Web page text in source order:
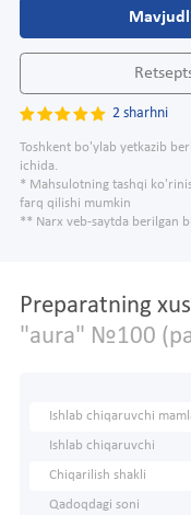
2 sharhni
Toshkent bo'ylab yetkazib
ichida.
* Mahsulotning tashqi
farq qilishi mumkin
** Narx veb-saytda berilgan
Preparatning
"aura" №100
Ishlab chiqaruvchi
Ishlab chiqaruvchi
Chiqarilish shakli
Qadoqdagi soni